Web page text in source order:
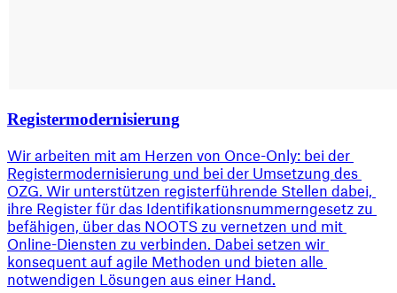
Registermodernisierung
Wir arbeiten mit am Herzen von Once-Only: bei der
Registermodernisierung und bei der Umsetzung des
OZG. Wir unterstützen registerführende Stellen dabei,
ihre Register für das Identifikationsnummerngesetz zu
befähigen, über das NOOTS zu vernetzen und mit
Online-Diensten zu verbinden. Dabei setzen wir
konsequent auf agile Methoden und bieten alle
notwendigen Lösungen aus einer Hand.